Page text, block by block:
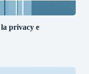
privacy e